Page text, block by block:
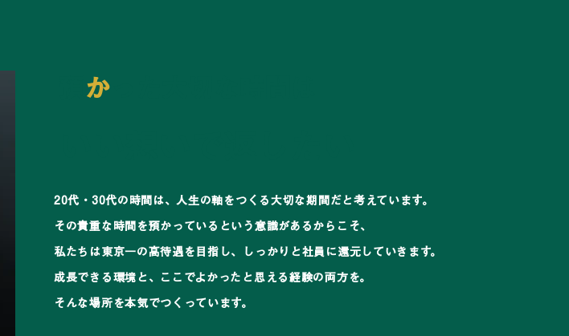
か
20代・30代の時間は、人生の軸をつくる大切な期間だと考えています。
その貴重な時間を預かっているという意識があるからこそ、
私たちは東京一の高待遇を目指し、しっかりと社員に還元していきます。
成長できる環境と、ここでよかったと思える経験の両方を。
そんな場所を本気でつくっています。